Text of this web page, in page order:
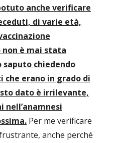
anche verificare
di varie età,
è mai stata
chiedendo
erano in grado di
dato è irrilevante,
nell’anamnesi
Per me verificare
anche perché